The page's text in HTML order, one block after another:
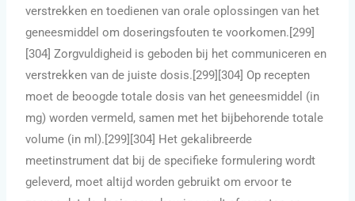
verstrekken en toedienen van orale oplossingen van het
geneesmiddel om doseringsfouten te voorkomen.[299]
[304] Zorgvuldigheid is geboden bij het communiceren en
verstrekken van de juiste dosis.[299][304] Op recepten
moet de beoogde totale dosis van het geneesmiddel (in
mg) worden vermeld, samen met het bijbehorende totale
volume (in ml).[299][304] Het gekalibreerde
meetinstrument dat bij de specifieke formulering wordt
geleverd, moet altijd worden gebruikt om ervoor te